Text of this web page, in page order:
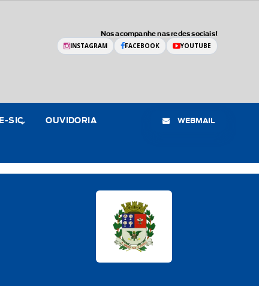
Nos acompanhe nas redes sociais!
INSTAGRAM FACEBOOK YOUTUBE
E-SIC OUVIDORIA WEBMAIL